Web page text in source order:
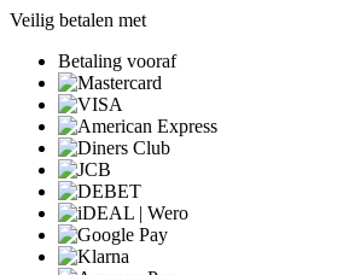
Veilig betalen met
Betaling vooraf